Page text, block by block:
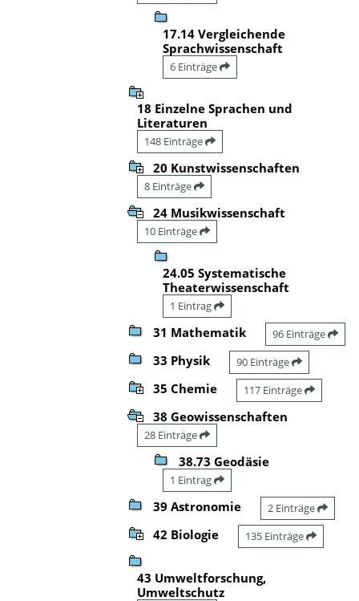
17.14 Vergleichende
Sprachwissenschaft
6 Einträge
18 Einzelne Sprachen und
Literaturen
148 Einträge
20 Kunstwissenschaften
8 Einträge
24 Musikwissenschaft
10 Einträge
24.05 Systematische
Theaterwissenschaft
1 Eintrag
31 Mathematik 96 Einträge
33 Physik 90 Einträge
35 Chemie 117 Einträge
38 Geowissenschaften
28 Einträge
38.73 Geodäsie
1 Eintrag
39 Astronomie 2 Einträge
42 Biologie 135 Einträge
43 Umweltforschung,
Umweltschutz